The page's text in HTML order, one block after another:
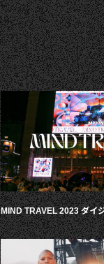
MIND TRAVEL 2023 ダイ